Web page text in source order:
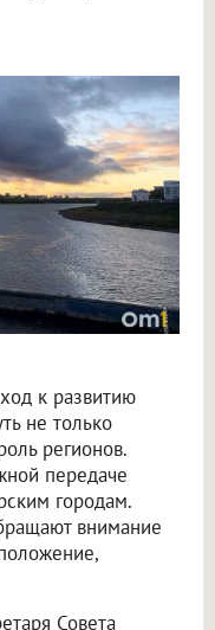
к развитию
не только
регионов.
передаче
городам.
внимание
Совета